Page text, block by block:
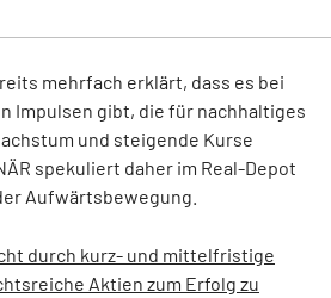
mehrfach erklärt, dass es bei
Impulsen gibt, die für nachhaltiges
und steigende Kurse
spekuliert daher im Real-Depot
Aufwärtsbewegung.
durch kurz- und mittelfristige
Aktien zum Erfolg zu